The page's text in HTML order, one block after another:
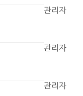
관리자
관리자
관리자